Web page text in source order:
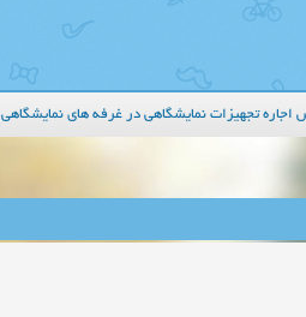
اجاره تجهیزات نمایشگاهی در غرفه های نمایشگاهی